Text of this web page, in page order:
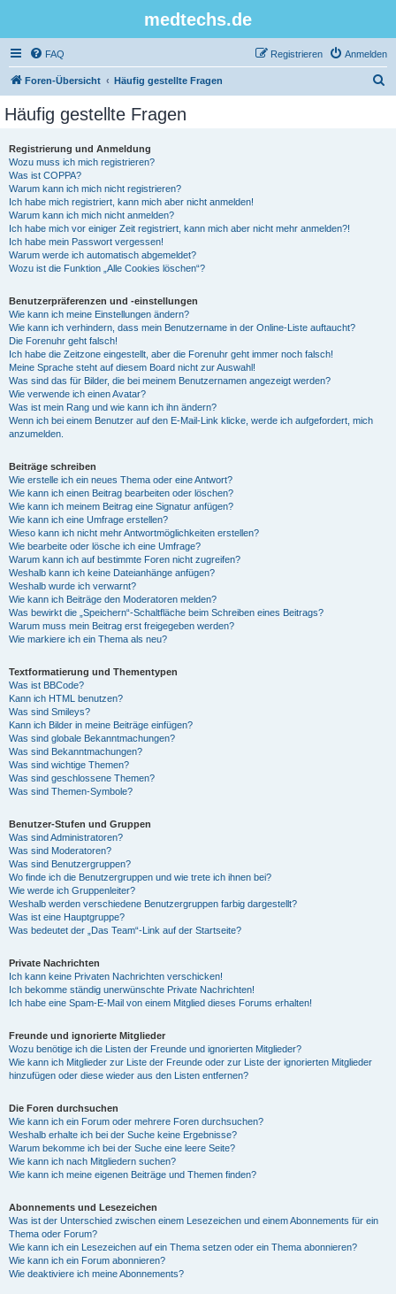
medtechs.de
FAQ Anmelden
Registrieren
Foren-Übersicht Häufig gestellte Fragen
Häufig gestellte Fragen
Registrierung und Anmeldung
Wozu muss ich mich registrieren?
Was ist COPPA?
Warum kann ich mich nicht registrieren?
Ich habe mich registriert, kann mich aber nicht anmelden!
Warum kann ich mich nicht anmelden?
Ich habe mich vor einiger Zeit registriert, kann mich aber nicht mehr anmelden?!
Ich habe mein Passwort vergessen!
Warum werde ich automatisch abgemeldet?
Wozu ist die Funktion „Alle Cookies löschen“?
Benutzerpräferenzen und -einstellungen
Wie kann ich meine Einstellungen ändern?
Wie kann ich verhindern, dass mein Benutzername in der Online-Liste auftaucht?
Die Forenuhr geht falsch!
Ich habe die Zeitzone eingestellt, aber die Forenuhr geht immer noch falsch!
Meine Sprache steht auf diesem Board nicht zur Auswahl!
Was sind das für Bilder, die bei meinem Benutzernamen angezeigt werden?
Wie verwende ich einen Avatar?
Was ist mein Rang und wie kann ich ihn ändern?
Wenn ich bei einem Benutzer auf den E-Mail-Link klicke, werde ich aufgefordert, mich
anzumelden.
Beiträge schreiben
Wie erstelle ich ein neues Thema oder eine Antwort?
Wie kann ich einen Beitrag bearbeiten oder löschen?
Wie kann ich meinem Beitrag eine Signatur anfügen?
Wie kann ich eine Umfrage erstellen?
Wieso kann ich nicht mehr Antwortmöglichkeiten erstellen?
Wie bearbeite oder lösche ich eine Umfrage?
Warum kann ich auf bestimmte Foren nicht zugreifen?
Weshalb kann ich keine Dateianhänge anfügen?
Weshalb wurde ich verwarnt?
Wie kann ich Beiträge den Moderatoren melden?
Was bewirkt die „Speichern“-Schaltfläche beim Schreiben eines Beitrags?
Warum muss mein Beitrag erst freigegeben werden?
Wie markiere ich ein Thema als neu?
Textformatierung und Thementypen
Was ist BBCode?
Kann ich HTML benutzen?
Was sind Smileys?
Kann ich Bilder in meine Beiträge einfügen?
Was sind globale Bekanntmachungen?
Was sind Bekanntmachungen?
Was sind wichtige Themen?
Was sind geschlossene Themen?
Was sind Themen-Symbole?
Benutzer-Stufen und Gruppen
Was sind Administratoren?
Was sind Moderatoren?
Was sind Benutzergruppen?
Wo finde ich die Benutzergruppen und wie trete ich ihnen bei?
Wie werde ich Gruppenleiter?
Weshalb werden verschiedene Benutzergruppen farbig dargestellt?
Was ist eine Hauptgruppe?
Was bedeutet der „Das Team“-Link auf der Startseite?
Private Nachrichten
Ich kann keine Privaten Nachrichten verschicken!
Ich bekomme ständig unerwünschte Private Nachrichten!
Ich habe eine Spam-E-Mail von einem Mitglied dieses Forums erhalten!
Freunde und ignorierte Mitglieder
Wozu benötige ich die Listen der Freunde und ignorierten Mitglieder?
Wie kann ich Mitglieder zur Liste der Freunde oder zur Liste der ignorierten Mitglieder
hinzufügen oder diese wieder aus den Listen entfernen?
Die Foren durchsuchen
Wie kann ich ein Forum oder mehrere Foren durchsuchen?
Weshalb erhalte ich bei der Suche keine Ergebnisse?
Warum bekomme ich bei der Suche eine leere Seite?
Wie kann ich nach Mitgliedern suchen?
Wie kann ich meine eigenen Beiträge und Themen finden?
Abonnements und Lesezeichen
Was ist der Unterschied zwischen einem Lesezeichen und einem Abonnements für ein
Thema oder Forum?
Wie kann ich ein Lesezeichen auf ein Thema setzen oder ein Thema abonnieren?
Wie kann ich ein Forum abonnieren?
Wie deaktiviere ich meine Abonnements?